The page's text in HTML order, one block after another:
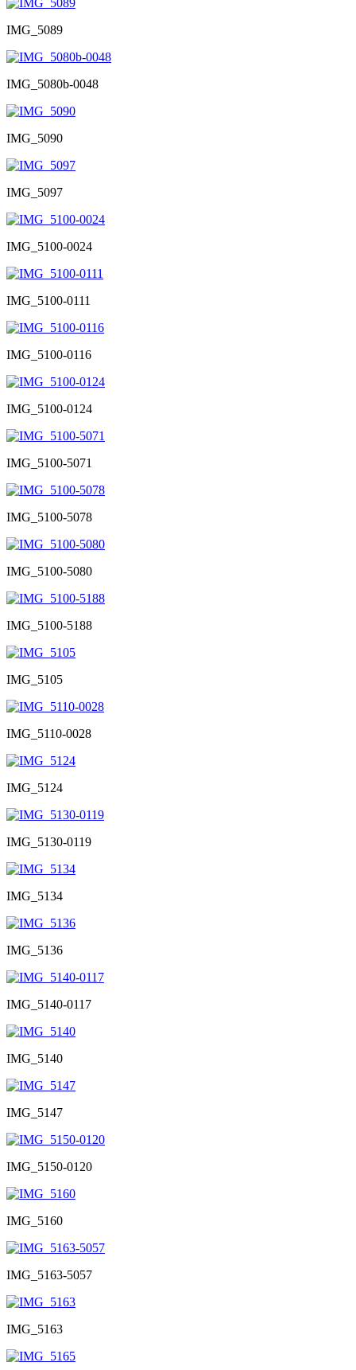
IMG_5089
IMG_5080b-0048
IMG_5090
IMG_5097
IMG_5100-0024
IMG_5100-0111
IMG_5100-0116
IMG_5100-0124
IMG_5100-5071
IMG_5100-5078
IMG_5100-5080
IMG_5100-5188
IMG_5105
IMG_5110-0028
IMG_5124
IMG_5130-0119
IMG_5134
IMG_5136
IMG_5140-0117
IMG_5140
IMG_5147
IMG_5150-0120
IMG_5160
IMG_5163-5057
IMG_5163